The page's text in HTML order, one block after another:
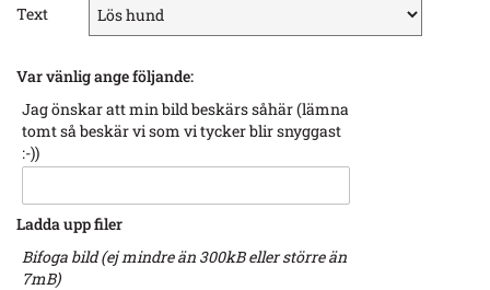
Text
Var vänlig ange följande:
Jag önskar att min bild beskärs såhär (lämna
tomt så beskär vi som vi tycker blir snyggast
:-))
Ladda upp filer
Bifoga bild (ej mindre än 300kB eller större än
7mB)